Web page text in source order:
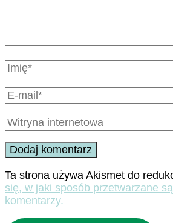
Ta strona używa Akismet do
się, w jaki sposób przetwarzane
komentarzy.